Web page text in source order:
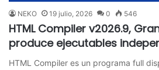
NEKO 19 julio, 2026 0 546
HTML Compiler v2026.9,
produce ejecutables
HTML Compiler es un programa full